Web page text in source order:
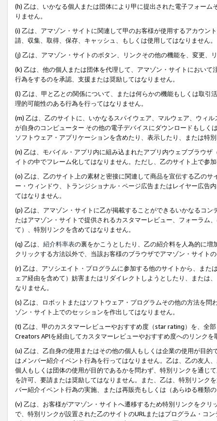
(h) 乙は、いかなる個人または団体により甲に提出された電子フォー
りません。
(i) 乙は、アマゾン・サイトに関連して甲のお客様が使用するアカウン
請、収集、取得、保存、キャッシュ、もしくは使用してはなりません。
(j) 乙は、アマゾン・サイトのボタン、リンクその他の機能を、変更、
(k) 乙は、他の個人または団体を代理して、アマゾン・サイトにおい
行為をするのを承認、支援または奨励してはなりません。
(l) 乙は、甲と乙との関係について、または何らかの機能もしくは取
理的可能性のある行為を行ってはなりません。
(m) 乙は、乙のサイトに、いかなるスパイウェア、マルウェア、ウィ
が自身のコンピューター その他の電子デバイスにダウンロードもし
ソフトウェア・アプリケーションを含めたり、表示したり、または特
(n) 乙は、モバイル・アプリ内に組み込まれたアプリ内ウェブブラウ
イトの中でフレーム化してはなりません。ただし、乙のサイト上で参
(o) 乙は、乙のサイト上の素材と密接に関連して商品を宣伝する乙の
ー・ウィンドウ、トランジショナル・ページ広告またはレイヤー広告
てはなりません。
(p) 乙は、アマゾン・サイトに乙が掲載することができるいかなるコ
たはアマゾン・サイトで提供されるカスタマーレビュー、フォーラム
て）、特別リンクを含めてはなりません。
(q) 乙は、 紹介料率表の裏をかこうとしたり、乙の紹介料を人為的に
クリックする方法以外で、当該お客様のブラウザでアマゾン・サイト
(r) 乙は、アソシエイト・プログラムに参加する他のサイトから、ま
ェア経由を含めて）妨害またはリダイレクトしようとしたり、または
なりません。
(s) 乙は、ロボットまたはソフトウェア・プログラムその他の方法を
ゾン・サイト上でのセッションを作出してはなりません。
(t) 乙は、甲のカスタマーレビューやおすすめ度（star rating）を、全
Creators APIを経由してカスタマーレビューやおすすめ度へのリンクを
(u) 乙は、乙自身の使用またはその他の個人もしくは企業の使用が目
はメンバー紹介イベント行為を行ってはなりません。乙は、乙の友人
個人もしくは団体の使用が目的であるかを問わず、特別リンクを通じ
を許可、要請または奨励してはなりません。また、乙は、特別リンク
バー紹介イベント行為の実施、または再販売もしくは（あらゆる種類
(v) 乙は、お客様がアマゾン・サイトへ遷移するため特別リンクをク
で、特別リンクが設置された乙のサイトのURLまたはプログラム・コ